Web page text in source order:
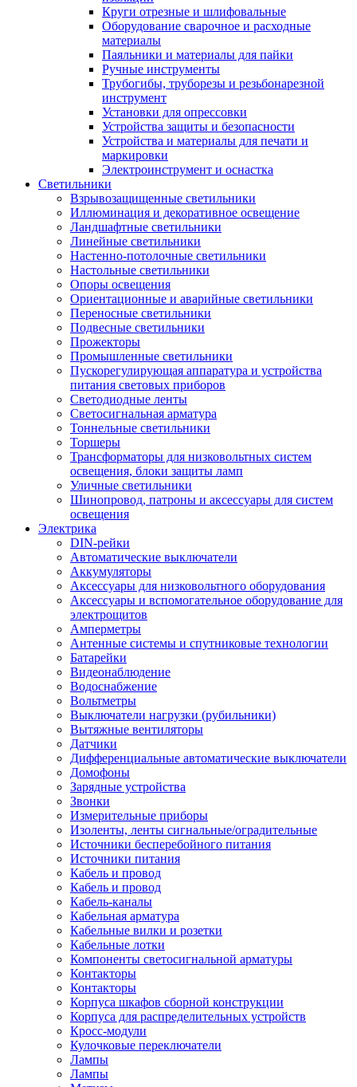
Круги отрезные и шлифовальные
Оборудование сварочное и расходные
материалы
Паяльники и материалы для пайки
Ручные инструменты
Трубогибы, труборезы и резьбонарезной
инструмент
Установки для опрессовки
Устройства защиты и безопасности
Устройства и материалы для печати и
маркировки
Электроинструмент и оснастка
Светильники
Взрывозащищенные светильники
Иллюминация и декоративное освещение
Ландшафтные светильники
Линейные светильники
Настенно-потолочные светильники
Настольные светильники
Опоры освещения
Ориентационные и аварийные светильники
Переносные светильники
Подвесные светильники
Прожекторы
Промышленные светильники
Пускорегулирующая аппаратура и устройства
питания световых приборов
Светодиодные ленты
Светосигнальная арматура
Тоннельные светильники
Торшеры
Трансформаторы для низковольтных систем
освещения, блоки защиты ламп
Уличные светильники
Шинопровод, патроны и аксессуары для систем
освещения
Электрика
DIN-рейки
Автоматические выключатели
Аккумуляторы
Аксессуары для низковольтного оборудования
Аксессуары и вспомогательное оборудование для
электрощитов
Амперметры
Антенные системы и спутниковые технологии
Батарейки
Видеонаблюдение
Водоснабжение
Вольтметры
Выключатели нагрузки (рубильники)
Вытяжные вентиляторы
Датчики
Дифференциальные автоматические выключатели
Домофоны
Зарядные устройства
Звонки
Измерительные приборы
Изоленты, ленты сигнальные/оградительные
Источники бесперебойного питания
Источники питания
Кабель и провод
Кабель и провод
Кабель-каналы
Кабельная арматура
Кабельные вилки и розетки
Кабельные лотки
Компоненты светосигнальной арматуры
Контакторы
Контакторы
Корпуса шкафов сборной конструкции
Корпуса для распределительных устройств
Кросс-модули
Кулочковые переключатели
Лампы
Лампы